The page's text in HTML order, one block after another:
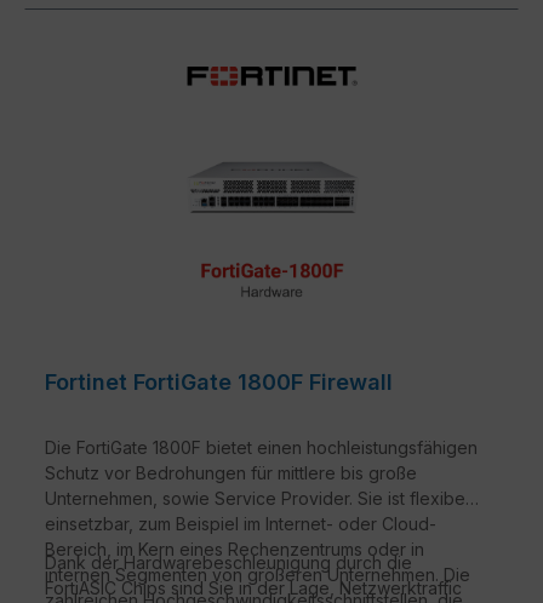
Fortinet FortiGate 1800F Firewall
Die FortiGate 1800F bietet einen hochleistungsfähigen
Schutz vor Bedrohungen für mittlere bis große
Unternehmen, sowie Service Provider. Sie ist flexibel
einsetzbar, zum Beispiel im Internet- oder Cloud-
Bereich, im Kern eines Rechenzentrums oder in
internen Segmenten von größeren Unternehmen. Die
Dank der Hardwarebeschleunigung durch die
FortiASIC Chips sind Sie in der Lage, Netzwerktraffic